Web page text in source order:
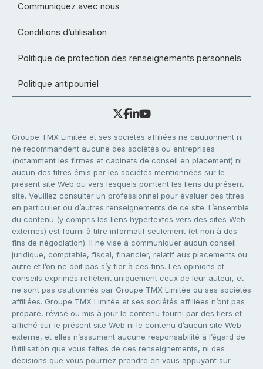
Communiquez avec nous
Conditions d’utilisation
Politique de protection des renseignements personnels
Politique antipourriel
Groupe TMX Limitée et ses sociétés affiliées ne cautionnent ni
ne recommandent aucune des sociétés ou entreprises
(notamment les firmes et cabinets de conseil en placement) ni
aucun des titres émis par les sociétés mentionnées sur le
présent site Web ou vers lesquels pointent les liens du présent
site. Veuillez consulter un professionnel pour évaluer des titres
en particulier ou d’autres renseignements de ce site. L’ensemble
du contenu (y compris les liens hypertextes vers des sites Web
externes) est fourni à titre informatif seulement (et non à des
fins de négociation). Il ne vise à communiquer aucun conseil
juridique, comptable, fiscal, financier, relatif aux placements ou
autre et l’on ne doit pas s’y fier à ces fins. Les opinions et
conseils exprimés reflètent uniquement ceux de leur auteur, et
ne sont pas cautionnés par Groupe TMX Limitée ou ses sociétés
affiliées. Groupe TMX Limitée et ses sociétés affiliées n’ont pas
préparé, révisé ou mis à jour le contenu fourni par des tiers et
affiché sur le présent site Web ni le contenu d’aucun site Web
externe, et elles n’assument aucune responsabilité à l’égard de
l’utilisation que vous faites de ces renseignements, ni des
décisions que vous pourriez prendre en vous appuyant sur